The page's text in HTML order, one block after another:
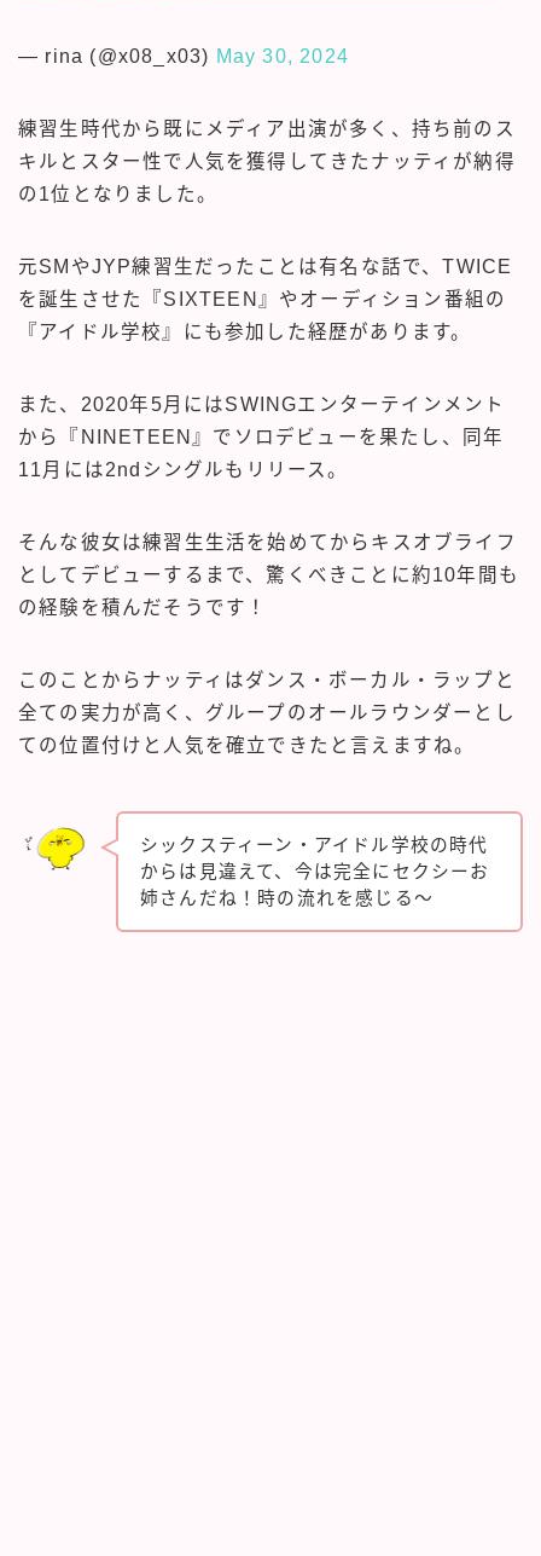
— rina (@x08_x03) May 30, 2024
練習生時代から既にメディア出演が多く、持ち前のス
キルとスター性で人気を獲得してきたナッティが納得
の1位となりました。
元SMやJYP練習生だったことは有名な話で、TWICE
を誕生させた『SIXTEEN』やオーディション番組の
『アイドル学校』にも参加した経歴があります。
また、2020年5月にはSWINGエンターテインメント
から『NINETEEN』でソロデビューを果たし、同年
11月には2ndシングルもリリース。
そんな彼女は練習生生活を始めてからキスオブライフ
としてデビューするまで、驚くべきことに約10年間も
の経験を積んだそうです！
このことからナッティはダンス・ボーカル・ラップと
全ての実力が高く、グループのオールラウンダーとし
ての位置付けと人気を確立できたと言えますね。
シックスティーン・アイドル学校の時代
からは見違えて、今は完全にセクシーお
姉さんだね！時の流れを感じる〜